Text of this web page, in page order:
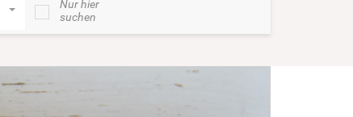
Nur hier
suchen